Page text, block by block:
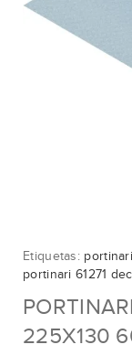
Etiquetas: portinari
portinari 61271
225X130